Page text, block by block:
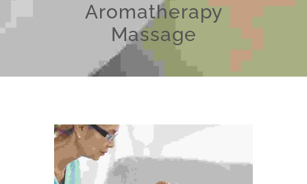
Aromatherapy
Massage